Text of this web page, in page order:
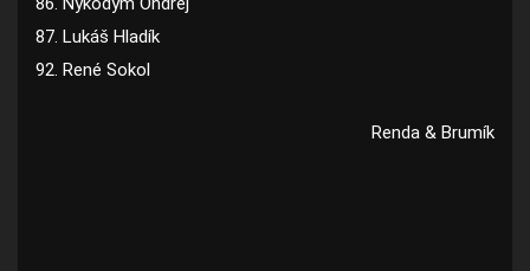
87. Lukáš Hladík
92. René Sokol
Renda & Brumík